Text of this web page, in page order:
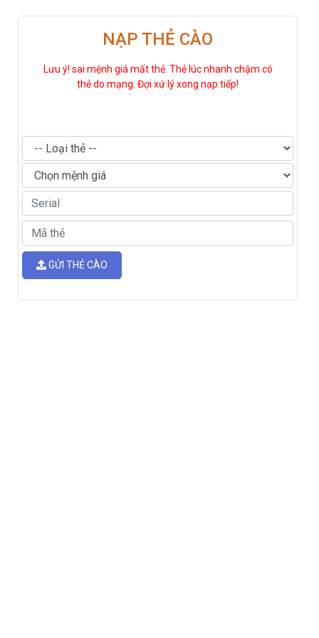
NẠP THẺ CÀO
Lưu ý! sai mệnh giá mất thẻ. Thẻ lúc nhanh chậm có
thẻ do mạng. Đợi xứ lý xong nạp tiếp!
GỬI THẺ CÀO